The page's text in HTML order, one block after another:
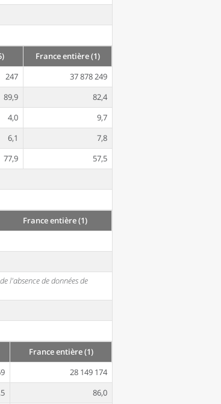
France entière (1)
247
37 878 249
89,9
82,4
4,0
9,7
6,1
7,8
77,9
57,5
France entière (1)
l'absence de données de
France entière (1)
28 149 174
86,0